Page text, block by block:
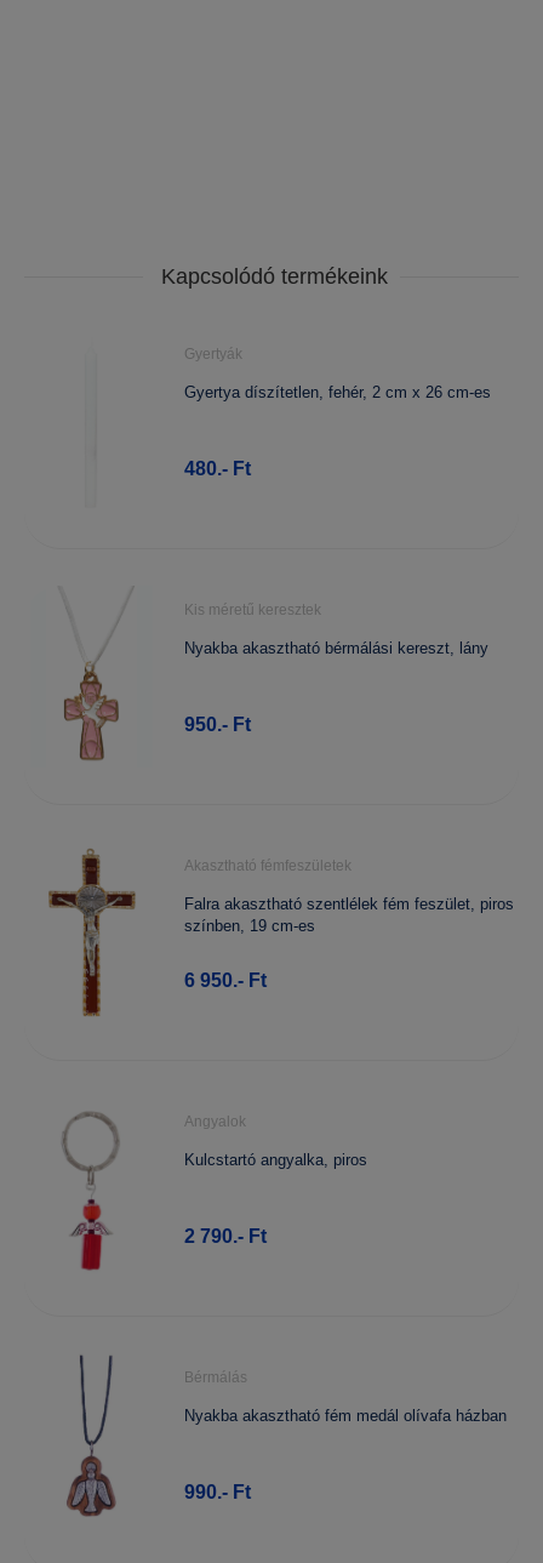
Kapcsolódó termékeink
Gyertyák
Gyertya díszítetlen, fehér, 2 cm x 26 cm-es
480.- Ft
Kis méretű keresztek
Nyakba akasztható bérmálási kereszt, lány
950.- Ft
Akasztható fémfeszületek
Falra akasztható szentlélek fém feszület, piros
színben, 19 cm-es
6 950.- Ft
Angyalok
Kulcstartó angyalka, piros
2 790.- Ft
Bérmálás
Nyakba akasztható fém medál olívafa házban
990.- Ft